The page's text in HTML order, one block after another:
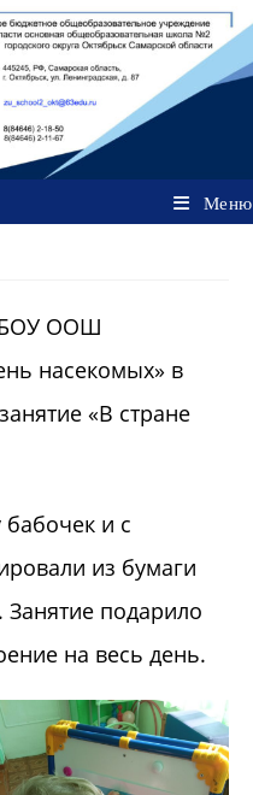
Меню
ООШ
насекомых» в
«В стране
бабочек и с
из бумаги
Занятие подарило
на весь день.